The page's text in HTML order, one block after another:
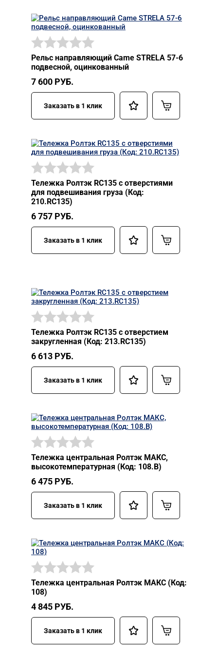
Рельс направляющий Came STRELA 57-6
подвесной, оцинкованный
7 600 РУБ.
Заказать в 1 клик
Тележка Ролтэк RC135 с отверстиями
для подвешивания груза (Код:
210.RC135)
6 757 РУБ.
Заказать в 1 клик
Тележка Ролтэк RC135 с отверстием
закругленная (Код: 213.RC135)
6 613 РУБ.
Заказать в 1 клик
Тележка центральная Ролтэк МАКС,
высокотемпературная (Код: 108.В)
6 475 РУБ.
Заказать в 1 клик
Тележка центральная Ролтэк МАКС (Код:
108)
4 845 РУБ.
Заказать в 1 клик